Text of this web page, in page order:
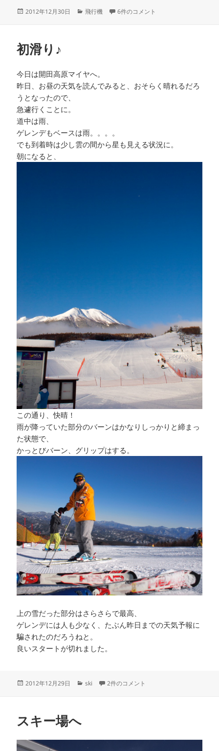
投
2012年12月30日
カ
飛行機 737MAX GET! への
6件のコメント
初滑り♪
今日は開田高原マイヤへ。
昨日、お昼の天気を読んでみると、おそらく晴れるだろ
うとなったので、
急遽行くことに。
道中は雨、
ゲレンデもベースは雨。。。。
でも到着時は少し雲の間から星も見える状況に。
朝になると、
この通り、快晴！
雨が降っていた部分のバーンはかなりしっかりと締まっ
た状態で、
かっとびバーン、グリップはする。
上の雪だった部分はさらさらで最高、
ゲレンデには人も少なく、たぶん昨日までの天気予報に
騙されたのだろうねと。
良いスタートが切れました。
投
2012年12月29日
カ
ski 初滑り♪ への
2件のコメント
スキー場へ